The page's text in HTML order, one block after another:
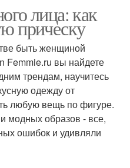
лица: как
прическу
быть женщиной
Femmie.ru вы найдете
трендам, научитесь
одежду от
любую вещь по фигуре.
модных образов - все,
ошибок и удивляли